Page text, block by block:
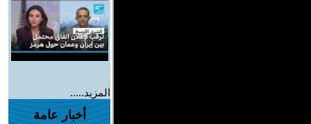
المزيد.....
أخبار عامة